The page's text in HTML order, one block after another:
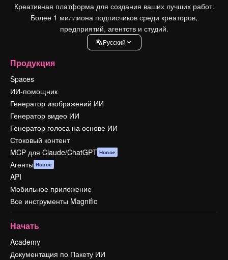
Креативная платформа для создания ваших лучших работ.
Более 1 миллиона подписчиков среди креаторов,
предприятий, агентств и студий.
Pусский
Продукция
Spaces
ИИ-помощник
Генератор изображений ИИ
Генератор видео ИИ
Генератор голоса на основе ИИ
Стоковый контент
MCP для Claude/ChatGPT Новое
Агенты Новое
API
Мобильное приложение
Все инструменты Magnific
Начать
Academy
Документация по Пакету ИИ